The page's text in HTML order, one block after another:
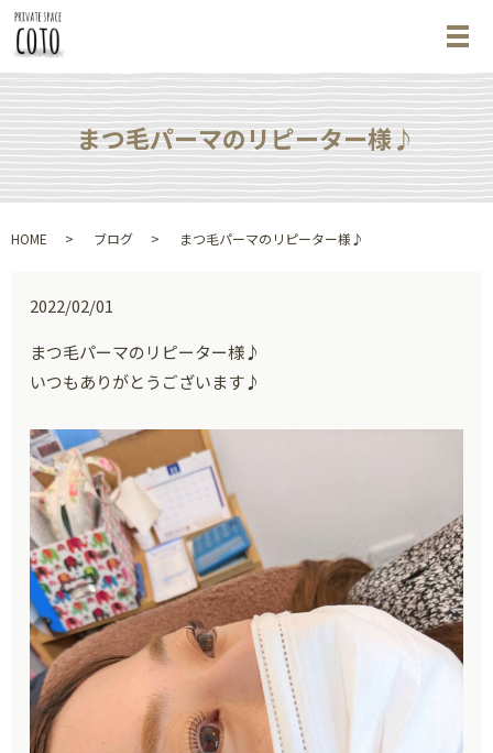
メ
まつ毛パーマのリピーター様♪
HOME ブログ まつ毛パーマのリピーター様♪
2022/02/01
まつ毛パーマのリピーター様♪
いつもありがとうございます♪